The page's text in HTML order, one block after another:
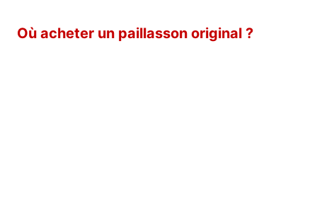
Où acheter un paillasson original ?